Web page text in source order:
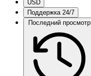
USD
Поддержка 24/7
Последний просмотр